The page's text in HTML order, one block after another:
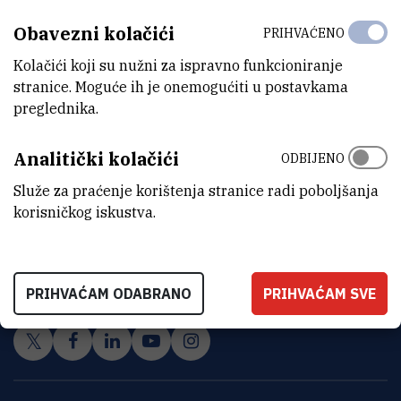
INSTITUT RUĐER BOŠKOVIĆ
KONTAKTIRAJTE NAS
Obavezni kolačići
Kolačići koji su nužni za ispravno funkcioniranje
stranice. Moguće ih je onemogućiti u postavkama
preglednika.
PRIHVAĆENO
Analitički kolačići
Služe za praćenje korištenja stranice radi poboljšanja
korisničkog iskustva.
ODBIJENO
PRIHVAĆAM ODABRANO PRIHVAĆAM SVE